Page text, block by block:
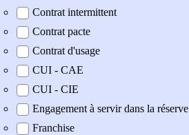
Contrat intermittent
Contrat pacte
Contrat d'usage
CUI - CAE
CUI - CIE
Engagement à servir dans la réserve
Franchise